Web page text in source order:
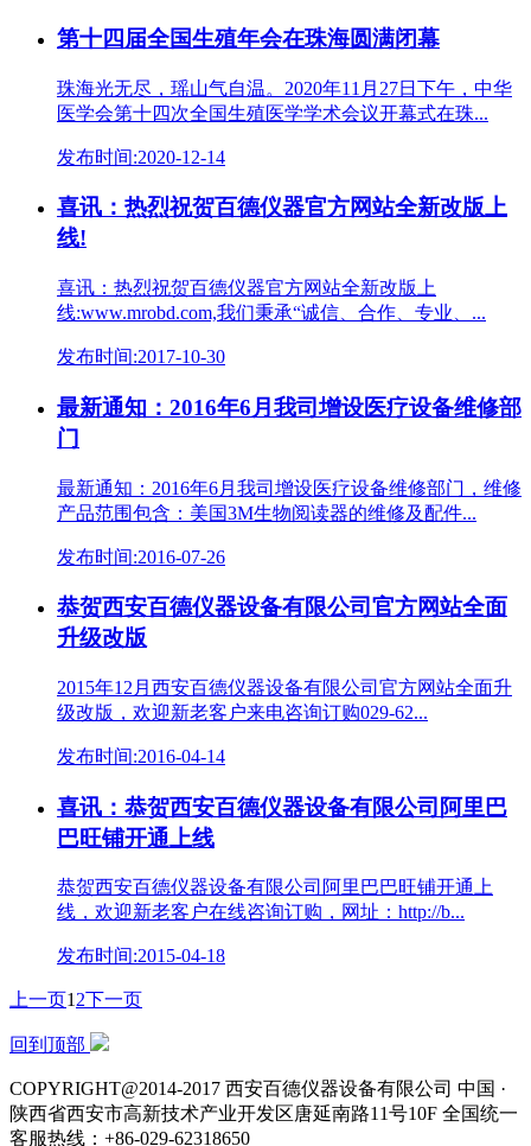
第十四届全国生殖年会在珠海圆满闭幕
珠海光无尽，瑶山气自温。2020年11月27日下午，中华
医学会第十四次全国生殖医学学术会议开幕式在珠...
发布时间:2020-12-14
喜讯：热烈祝贺百德仪器官方网站全新改版上
线!
喜讯：热烈祝贺百德仪器官方网站全新改版上
线:www.mrobd.com,我们秉承“诚信、合作、专业、...
发布时间:2017-10-30
最新通知：2016年6月我司增设医疗设备维修部
门
最新通知：2016年6月我司增设医疗设备维修部门，维修
产品范围包含：美国3M生物阅读器的维修及配件...
发布时间:2016-07-26
恭贺西安百德仪器设备有限公司官方网站全面
升级改版
2015年12月西安百德仪器设备有限公司官方网站全面升
级改版，欢迎新老客户来电咨询订购029-62...
发布时间:2016-04-14
喜讯：恭贺西安百德仪器设备有限公司阿里巴
巴旺铺开通上线
恭贺西安百德仪器设备有限公司阿里巴巴旺铺开通上
线，欢迎新老客户在线咨询订购，网址：http://b...
发布时间:2015-04-18
上一页1 2下一页
回到顶部
COPYRIGHT@2014-2017 西安百德仪器设备有限公司 中国 ·
陕西省西安市高新技术产业开发区唐延南路11号10F 全国统一
客服热线：+86-029-62318650